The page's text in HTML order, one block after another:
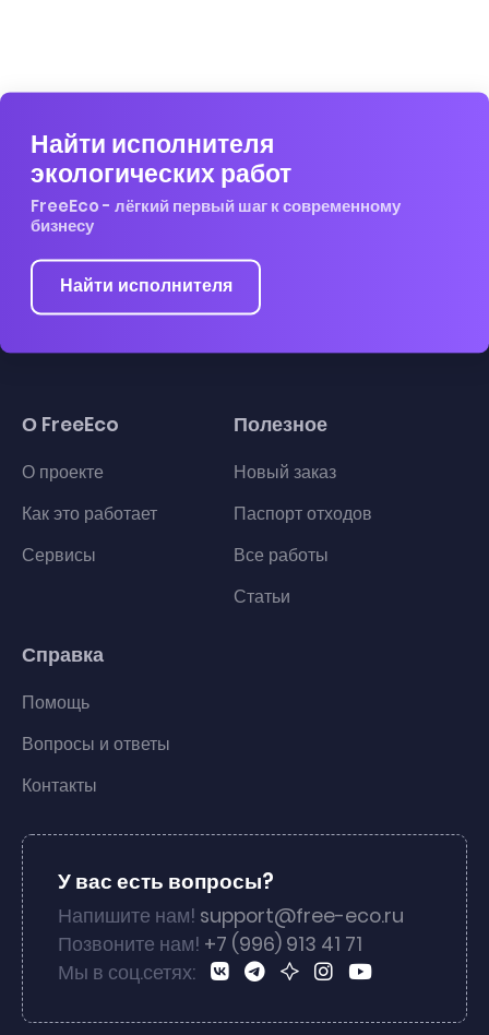
Найти исполнителя
экологических работ
FreeEco - лёгкий первый шаг к современному
бизнесу
Найти исполнителя
О FreeEco
О проекте
Как это работает
Сервисы
Полезное
Новый заказ
Паспорт отходов
Все работы
Статьи
Справка
Помощь
Вопросы и ответы
Контакты
У вас есть вопросы?
Напишите нам! support@free-eco.ru
Позвоните нам! +7 (996) 913 41 71
Мы в соц.сетях: